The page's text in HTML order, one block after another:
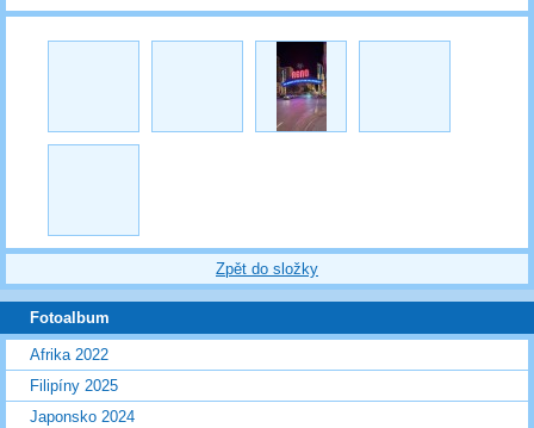
Zpět do složky
Fotoalbum
Afrika 2022
Filipíny 2025
Japonsko 2024